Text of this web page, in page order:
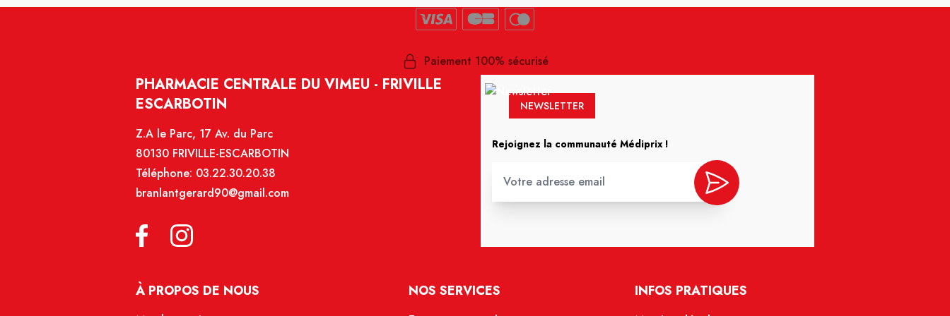
Paiement 100% sécurisé
PHARMACIE CENTRALE DU VIMEU - FRIVILLE
ESCARBOTIN
Z.A le Parc, 17 Av. du Parc
80130 FRIVILLE-ESCARBOTIN
Téléphone: 03.22.30.20.38
branlantgerard90@gmail.com
NEWSLETTER
Rejoignez la communauté Médiprix !
À PROPOS DE NOUS NOS SERVICES INFOS PRATIQUES